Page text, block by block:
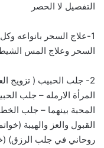
التفصيل لا الحصر
1-علاج السحر بانواعه
السحر وعلاج المس
2- جلب الحبيب ( تزويج
المرأة الارمله – جلب
المحبة بينهما – جلب
القبول والعز والهيبة
روحاني في جلب الرزق)